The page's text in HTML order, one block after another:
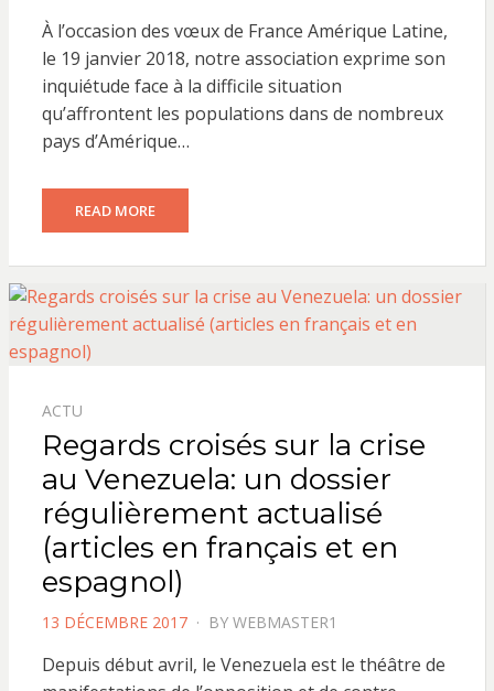
À l’occasion des vœux de France Amérique Latine,
le 19 janvier 2018, notre association exprime son
inquiétude face à la difficile situation
qu’affrontent les populations dans de nombreux
pays d’Amérique…
READ MORE
ACTU
Regards croisés sur la crise
au Venezuela: un dossier
régulièrement actualisé
(articles en français et en
espagnol)
POSTED
13 DÉCEMBRE 2017 BY WEBMASTER1
Depuis début avril, le Venezuela est le théâtre de